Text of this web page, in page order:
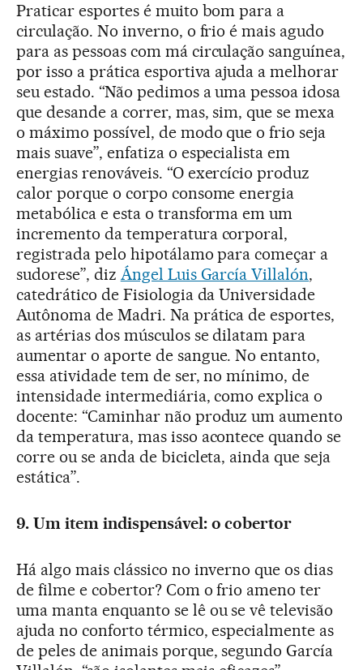
Praticar esportes é muito bom para a
circulação. No inverno, o frio é mais agudo
para as pessoas com má circulação sanguínea,
por isso a prática esportiva ajuda a melhorar
seu estado. “Não pedimos a uma pessoa idosa
que desande a correr, mas, sim, que se mexa
o máximo possível, de modo que o frio seja
mais suave”, enfatiza o especialista em
energias renováveis. “O exercício produz
calor porque o corpo consome energia
metabólica e esta o transforma em um
incremento da temperatura corporal,
registrada pelo hipotálamo para começar a
sudorese”, diz Ángel Luis García Villalón,
catedrático de Fisiologia da Universidade
Autônoma de Madri. Na prática de esportes,
as artérias dos músculos se dilatam para
aumentar o aporte de sangue. No entanto,
essa atividade tem de ser, no mínimo, de
intensidade intermediária, como explica o
docente: “Caminhar não produz um aumento
da temperatura, mas isso acontece quando se
corre ou se anda de bicicleta, ainda que seja
estática”.
9. Um item indispensável: o cobertor
Há algo mais clássico no inverno que os dias
de filme e cobertor? Com o frio ameno ter
uma manta enquanto se lê ou se vê televisão
ajuda no conforto térmico, especialmente as
de peles de animais porque, segundo García